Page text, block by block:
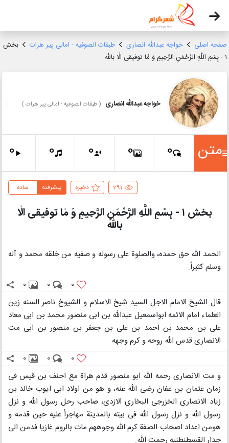
صفحه اصلی خواجه عبدالله انصاری طبقات الصوفیه - امالی پیر هرات
بخش
۱ - بِسْمِ اللَّهِ الرَّحْمَنِ الرَّحِیمِ وَ مٰا توفیقی الٰا باللّه
خواجه عبدالله انصاری (طبقات الصوفیه - امالی پیر هرات)
متن 0
0
0
0
0
291 ذخیره ساده پیشرفته
بخش ۱ - بِسْمِ اللَّهِ الرَّحْمَنِ الرَّحِیمِ وَ مٰا توفیقی الٰا
باللّه
الحمد اللّه حق حمده، والصلوة علی رسوله و صفیه من خلقه محمد و آله
وسلم کثیراً.
0
0
0
قال الشیخ الامام الاجل السید شیخ الاسلام و الشیوخ ناصر السنه زین
العلماء امام الائمه ابواسمعیل عبداللّه بن ابی منصور محمد بن ابی معاد
علی بن محمد بن احمد بن علی بن جعفر بن منصور بن ابی مت
الانصاری قدس اللّه روحه و کرم وجهه
0
0
0
و مت الانصاری رحمه اللّه ابو منصور قدم هراة مع احنف بن قیس فی
زمان عثمان بن عفان رضی اللّه عنه، و هو من اولاد ابی ایوب خالد بن
زیاد الانصاری الخزرجی البخاری الازدی، صاحب رحل رسول اللّه و نزل
رسول اللّه و نزل رسول اللّه فی بیته بالمدینة مهاجراً علیه حین قدمه و
هومن اعداد اصحاب الصفة کرم اللّه وجوههم مات بالروم غازیا فدمن الی
جدار القسطنطنیه رحمت اللّه.